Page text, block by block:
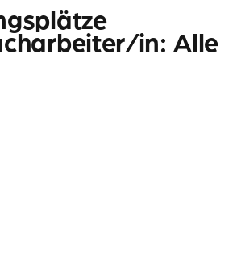
in: Alle